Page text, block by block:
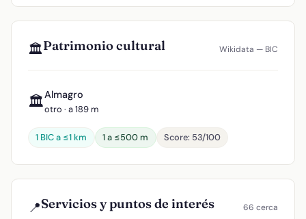
🏛️Patrimonio cultural Wikidata — BIC
🏛️Almagro
otro · a 189 m
1 BIC a ≤1 km 1 a ≤500 m Score: 53/100
📍Servicios y puntos de interés 66 cerca